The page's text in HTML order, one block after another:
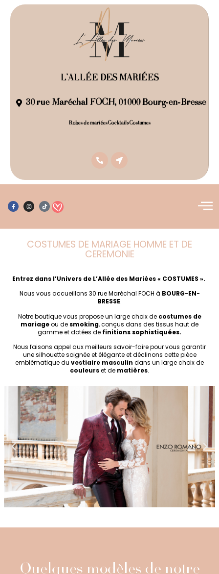
L'ALLÉE DES MARIÉES
30 rue Maréchal FOCH, 01000 Bourg-en-Bresse
Robes de mariées​CocktailsCostumes
COSTUMES DE MARIAGE HOMME ET DE
CEREMONIE
Entrez dans l’Univers de L’Allée des Mariées « COSTUMES ».
Nous vous accueillons 30 rue Maréchal FOCH à BOURG-EN-
BRESSE.
Notre boutique vous propose un large choix de costumes de
mariageou de smoking, conçus dans des tissus haut de
gamme et dotées de finitions sophistiquées.
Nous faisons appel aux meilleurs savoir-faire pour vous garantir
une silhouette soignée et élégante et déclinons cette pièce
emblématique du vestiaire masculin dans un large choix de
couleurset de matières.
Quelques modèles de notre